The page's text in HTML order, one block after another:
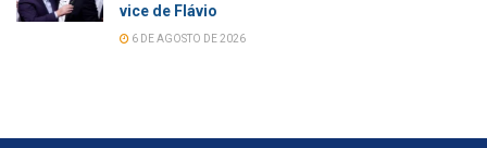
vice de Flávio
6 DE AGOSTO DE 2026